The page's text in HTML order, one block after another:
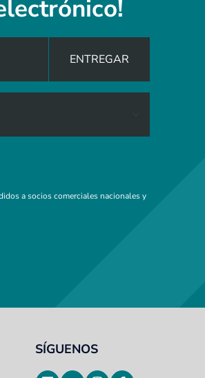
ENTREGAR
a socios comerciales nacionales y
SÍGUENOS